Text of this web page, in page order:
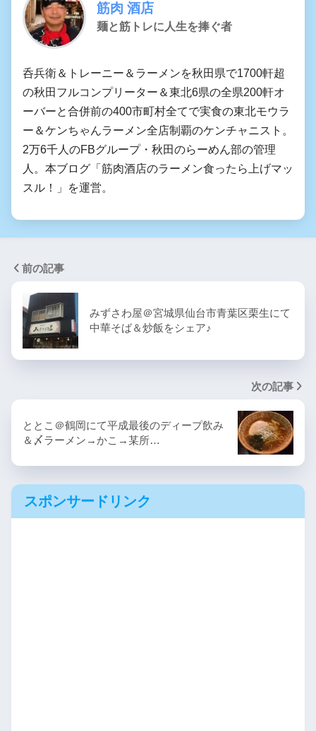
筋肉 酒店
麺と筋トレに人生を捧ぐ者
呑兵衛＆トレーニー＆ラーメンを秋田県で1700軒超
の秋田フルコンプリーター＆東北6県の全県200軒オ
ーバーと合併前の400市町村全てで実食の東北モウラ
ー＆ケンちゃんラーメン全店制覇のケンチャニスト。
2万6千人のFBグループ・秋田のらーめん部の管理
人。本ブログ「筋肉酒店のラーメン食ったら上げマッ
スル！」を運営。
前の記事
みずさわ屋＠宮城県仙台市青葉区栗生にて
中華そば＆炒飯をシェア♪
次の記事
ととこ＠鶴岡にて平成最後のディープ飲み
＆〆ラーメン→かこ→某所…
スポンサードリンク